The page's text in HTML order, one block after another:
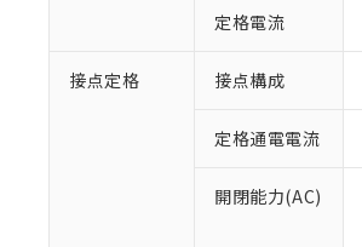
定格電流
接点定格 接点構成
定格通電電流
開閉能力(AC)